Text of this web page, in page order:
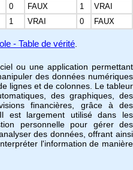
0 FAUX 1
VRAI
1 VRAI 0 FAUX
- Table de vérité
ou une application permettant
des données numériques
lignes et de colonnes. Le tableur
des graphiques, des
financières, grâce à des
est largement utilisé dans les
personnelle pour gérer des
des données, offrant ainsi
l'information de manière